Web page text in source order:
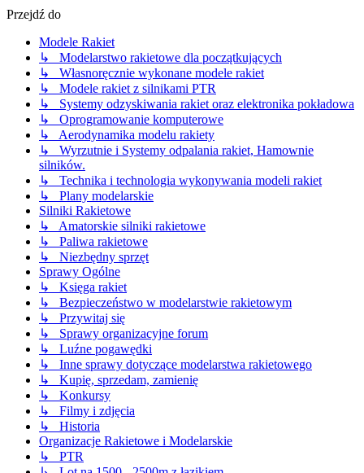
Przejdź do
Modele Rakiet
↳ Modelarstwo rakietowe dla początkujących
↳ Własnoręcznie wykonane modele rakiet
↳ Modele rakiet z silnikami PTR
↳ Systemy odzyskiwania rakiet oraz elektronika pokładowa
↳ Oprogramowanie komputerowe
↳ Aerodynamika modelu rakiety
↳ Wyrzutnie i Systemy odpalania rakiet, Hamownie
silników.
↳ Technika i technologia wykonywania modeli rakiet
↳ Plany modelarskie
Silniki Rakietowe
↳ Amatorskie silniki rakietowe
↳ Paliwa rakietowe
↳ Niezbędny sprzęt
Sprawy Ogólne
↳ Księga rakiet
↳ Bezpieczeństwo w modelarstwie rakietowym
↳ Przywitaj się
↳ Sprawy organizacyjne forum
↳ Luźne pogawędki
↳ Inne sprawy dotyczące modelarstwa rakietowego
↳ Kupię, sprzedam, zamienię
↳ Konkursy
↳ Filmy i zdjęcia
↳ Historia
Organizacje Rakietowe i Modelarskie
↳ PTR